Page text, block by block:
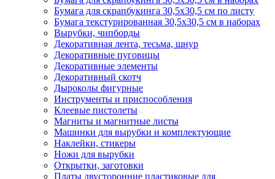
Бумага для скрапбукинга 30,5х30,5 см по листу
Бумага текстурированная 30,5х30,5 см в наборах
Вырубки, чипборды
Декоративная лента, тесьма, шнур
Декоративные пуговицы
Декоративные элементы
Декоративный скотч
Дыроколы фигурные
Инструменты и приспособления
Клеевые пистолеты
Магниты и магнитные листы
Машинки для вырубки и комплектующие
Наклейки, стикеры
Ножи для вырубки
Открытки, заготовки
Платы двусторонние пластиковые для